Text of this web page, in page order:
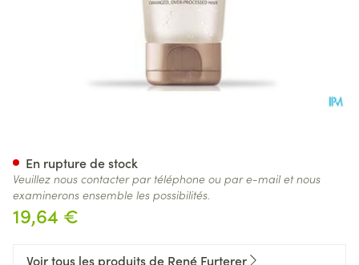
19,64 €
En rupture de stock
Veuillez nous contacter par téléphone ou par e-mail et nous
examinerons ensemble les possibilités.
Voir tous les produits de René Furterer